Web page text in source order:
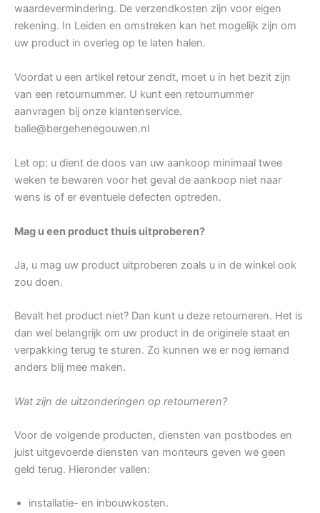
waardevermindering. De verzendkosten zijn voor eigen
rekening. In Leiden en omstreken kan het mogelijk zijn om
uw product in overleg op te laten halen.
Voordat u een artikel retour zendt, moet u in het bezit zijn
van een retournummer. U kunt een retournummer
aanvragen bij onze klantenservice.
balie@bergehenegouwen.nl
Let op: u dient de doos van uw aankoop minimaal twee
weken te bewaren voor het geval de aankoop niet naar
wens is of er eventuele defecten optreden.
Mag u een product thuis uitproberen?
Ja, u mag uw product uitproberen zoals u in de winkel ook
zou doen.
Bevalt het product niet? Dan kunt u deze retourneren. Het is
dan wel belangrijk om uw product in de originele staat en
verpakking terug te sturen. Zo kunnen we er nog iemand
anders blij mee maken.
Wat zijn de uitzonderingen op retourneren?
Voor de volgende producten, diensten van postbodes en
juist uitgevoerde diensten van monteurs geven we geen
geld terug. Hieronder vallen:
installatie- en inbouwkosten.